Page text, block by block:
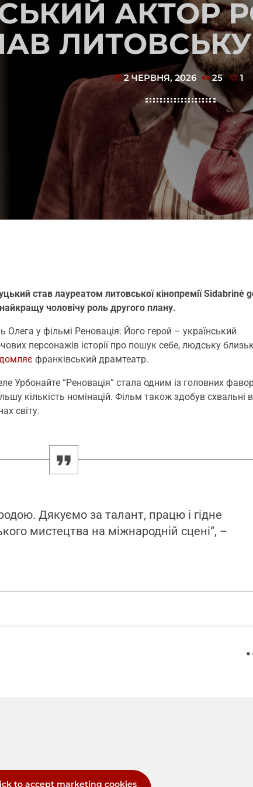
АКТОР
today 2 ЧЕРВНЯ, 2026 25 1
став лауреатом литовської кінопремії Sidabrinė
чоловічу роль другого плану.
Олега у фільмі Реновація. Його герой – український
персонажів історії про пошук себе, людську
франківський драмтеатр.
Урбонайте “Реновація” стала одним із головних
кількість номінацій. Фільм також здобув схвальні
світу.
Дякуємо за талант, працю і гідне
мистецтва на міжнародній сцені”, –
to accept marketing cookies